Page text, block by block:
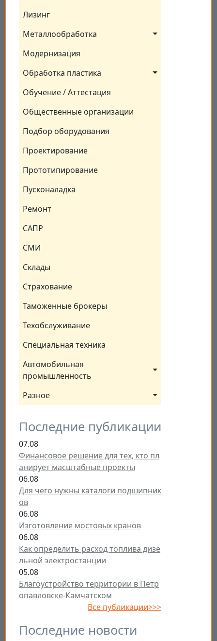
Лизинг
Металлообработка
Модернизация
Обработка пластика
Обучение / Аттестация
Общественные организации
Подбор оборудования
Проектирование
Прототипирование
Пусконаладка
Ремонт
САПР
СМИ
Склады
Страхование
Таможенные брокеры
Техобслуживание
Специальная техника
Автомобильная
промышленность
Разное
Последние публикации
07.08
Финансовое решение для тех, кто пл
анирует масштабные проекты
06.08
Для чего нужны каталоги подшипник
ов
06.08
Изготовление мостовых кранов
06.08
Как определить расход топлива дизе
льной электростанции
05.08
Благоустройство территории в Петр
опавловске-Камчатском
Все публикации>>>
Последние новости